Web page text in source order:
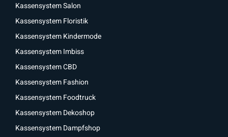
Kassensystem Salon
Kassensystem Floristik
Kassensystem Kindermode
Kassensystem Imbiss
Kassensystem CBD
Kassensystem Fashion
Kassensystem Foodtruck
Kassensystem Dekoshop
Kassensystem Dampfshop